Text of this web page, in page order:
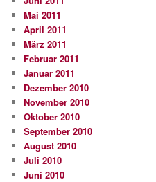
Mai 2011
April 2011
März 2011
Februar 2011
Januar 2011
Dezember 2010
November 2010
Oktober 2010
September 2010
August 2010
Juli 2010
Juni 2010